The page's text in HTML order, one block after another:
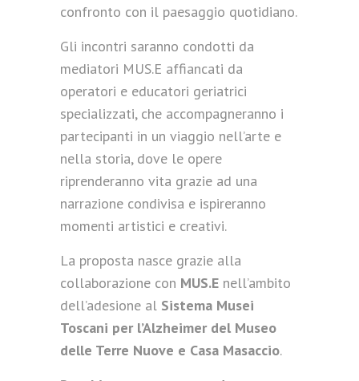
confronto con il paesaggio quotidiano.
Gli incontri saranno condotti da
mediatori MUS.E affiancati da
operatori e educatori geriatrici
specializzati, che accompagneranno i
partecipanti in un viaggio nell’arte e
nella storia, dove le opere
riprenderanno vita grazie ad una
narrazione condivisa e ispireranno
momenti artistici e creativi.
La proposta nasce grazie alla
collaborazione con MUS.E nell’ambito
dell’adesione al Sistema Musei
Toscani per l’Alzheimer del Museo
delle Terre Nuove e Casa Masaccio.